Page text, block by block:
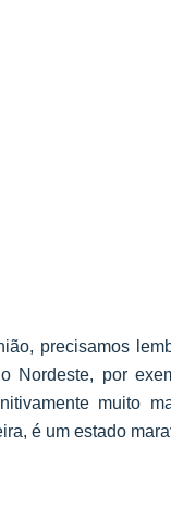
precisamos
Nordeste, por
muito
é um estado